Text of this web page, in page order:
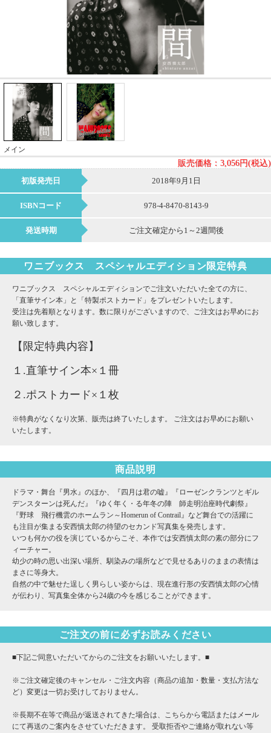
メイン
販売価格： 3,056円(税込)
初版発売日
2018年9月1日
ISBNコード 978-4-8470-8143-9
発送時期 ご注文確定から1～2週間後
ワニブックス スペシャルエディション限定特典
ワニブックス スペシャルエディションでご注文いただいた全ての方に、
「直筆サイン本」と「特製ポストカード」をプレゼントいたします。
受注は先着順となります。数に限りがございますので、ご注文はお早めにお
願い致します。
【限定特典内容】
１.直筆サイン本×１冊
２.ポストカード×１枚
※特典がなくなり次第、販売は終了いたします。 ご注文はお早めにお願い
いたします。
商品説明
ドラマ・舞台『男水』のほか、『四月は君の嘘』『ローゼンクランツとギル
デンスターンは死んだ』『ゆく年く・る年冬の陣 師走明治座時代劇祭』
『野球 飛行機雲のホームラン～Homerun of Contrail』など舞台での活躍に
も注目が集まる安西慎太郎の待望のセカンド写真集を発売します。
いつも何かの役を演じているからこそ、本作では安西慎太郎の素の部分にフ
ィーチャー。
幼少の時の思い出深い場所、馴染みの場所などで見せるありのままの表情は
まさに等身大。
自然の中で魅せた逞しく男らしい姿からは、現在進行形の安西慎太郎の心情
が伝わり、写真集全体から24歳の今を感じることができます。
ご注文の前に必ずお読みください
■下記ご同意いただいてからのご注文をお願いいたします。■
※ご注文確定後のキャンセル・ご注文内容（商品の追加・数量・支払方法な
ど）変更は一切お受けしておりません。
※長期不在等で商品が返送されてきた場合は、こちらから電話またはメール
にて再送のご案内をさせていただきます。 受取拒否やご連絡が取れない等